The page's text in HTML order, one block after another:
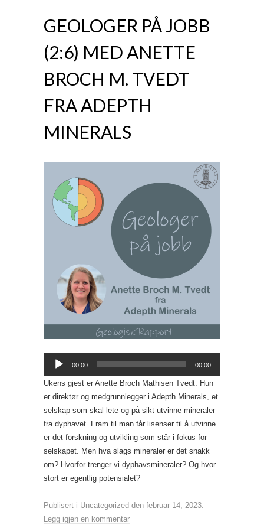
GEOLOGER PÅ JOBB
(2:6) MED ANETTE
BROCH M. TVEDT
FRA ADEPTH
MINERALS
Lydavspiller
00:00 00:00
Ukens gjest er Anette Broch Mathisen Tvedt. Hun
er direktør og medgrunnlegger i Adepth Minerals, et
selskap som skal lete og på sikt utvinne mineraler
fra dyphavet. Fram til man får lisenser til å utvinne
er det forskning og utvikling som står i fokus for
selskapet. Men hva slags mineraler er det snakk
om? Hvorfor trenger vi dyphavsmineraler? Og hvor
stort er egentlig potensialet?
Publisert i Uncategorized den februar 14, 2023.
Legg igjen en kommentar